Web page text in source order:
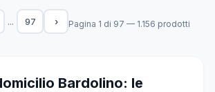
... 97 › Pagina 1 di 97 — 1.156 prodotti
Bardolino: le